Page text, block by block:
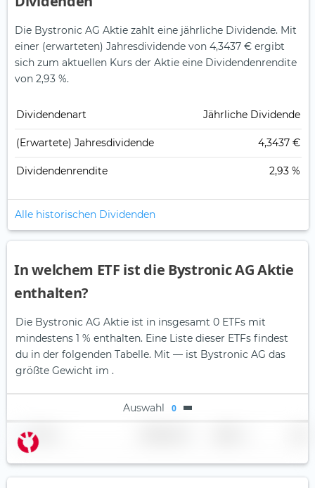
Die Bystronic AG Aktie zahlt eine jährliche Dividende. Mit
einer (erwarteten) Jahresdividende von 4,3437 € ergibt
sich zum aktuellen Kurs der Aktie eine Dividendenrendite
von 2,93 %.
Dividendenart Jährliche Dividende
(Erwartete) Jahresdividende 4,3437 €
Dividendenrendite 2,93 %
Alle historischen Dividenden
In welchem ETF ist die Bystronic AG Aktie
enthalten?
Die Bystronic AG Aktie ist in insgesamt 0 ETFs mit
mindestens 1 % enthalten. Eine Liste dieser ETFs findest
du in der folgenden Tabelle. Mit — ist Bystronic AG das
größte Gewicht im .
Auswahl 0
Name